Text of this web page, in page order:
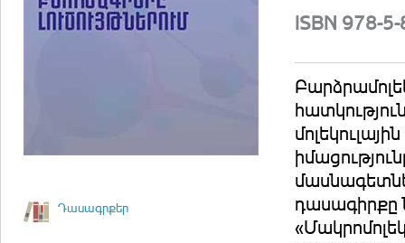
Դասագրքեր
ISBN 978-
դասագիրքը